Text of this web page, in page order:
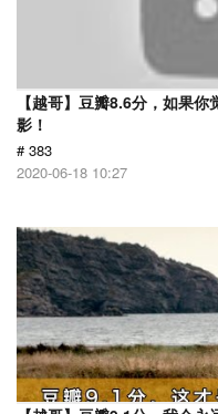
【越哥】豆瓣8.6分，如果
影！
# 383
2020-06-18 10:27